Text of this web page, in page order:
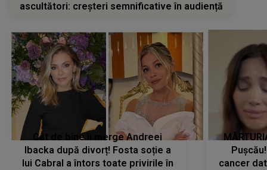
ascultători: creșteri semnificative în audiență
Cât de bine îi merge Andreei
Ibacka după divorț! Fosta soție a
lui Cabral a întors toate privirile în
cancer